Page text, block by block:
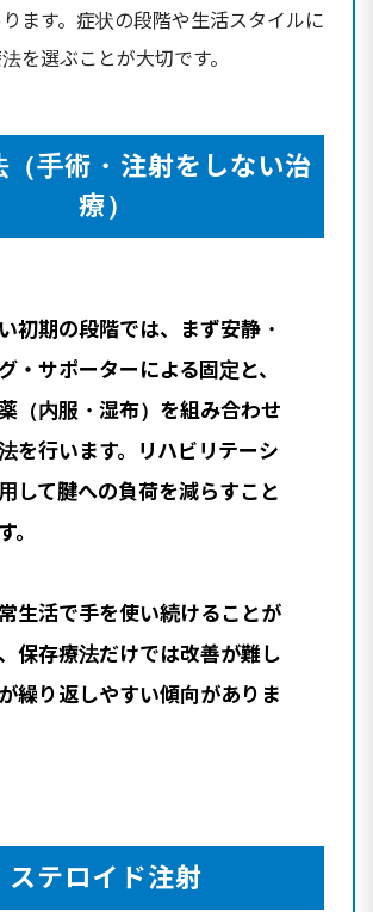
ます。症状の段階や生活スタイルに
を選ぶことが大切です。
（手術・注射をしない治
療）
初期の段階では、まず安静・
・サポーターによる固定と、
（内服・湿布）を組み合わせ
を行います。リハビリテーシ
して腱への負荷を減らすこと
。
生活で手を使い続けることが
保存療法だけでは改善が難し
繰り返しやすい傾向がありま
ステロイド注射